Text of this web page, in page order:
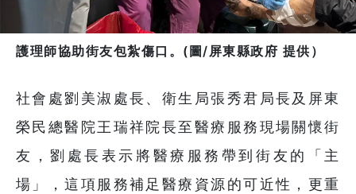
護理師協助街友包紮傷口。(圖/屏東縣政府 提供）
社會處劉美淑處長、衛生局張秀君局長及屏東
榮民總醫院王瑞祥院長至醫療服務現場關懷街
友，劉處長表示將醫療服務帶到街友的「主
場」，這項服務補足醫療資源的可近性，更重